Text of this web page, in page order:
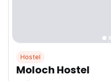
Hostel
Moloch Hostel